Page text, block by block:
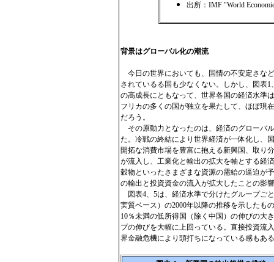
出所：IMF "World
背景はグローバル化の潮流
今日の世界においても、国情の不安定さな
されているる国も少なくない。しかし、図表
の高成長にともなって、世界各国の経済水準
フリカの多くの国が独立を果たして、ほぼ現
だろう。
その原動力となったのは、経済のグローバ
た。冷戦の終結により世界経済が一体化し、
開拓な消費市場を豊富に抱える新興国、取り
が流入し、工業化と輸出の拡大を軸とする経
穀物といったさまざまな資源の需給の逼迫が
の輸出と投資資金の流入が拡大したことの影
図表4、5は、経済水準で分けたグループご
実質ベース）の2000年以降の推移を示したも
10％未満の低所得国（除く中国）の伸びの大
プの伸びを大幅に上回っている。直接投資流
界金融危機により頭打ちになっている感もあ